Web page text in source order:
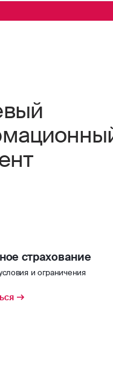
страхование
и ограничения